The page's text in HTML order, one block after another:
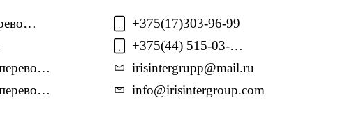
В Беларуси продлили
+375(17)303-96-99
+375(44) 515-03-35
irisintergrupp@mail.ru​
info@irisintergroup.com